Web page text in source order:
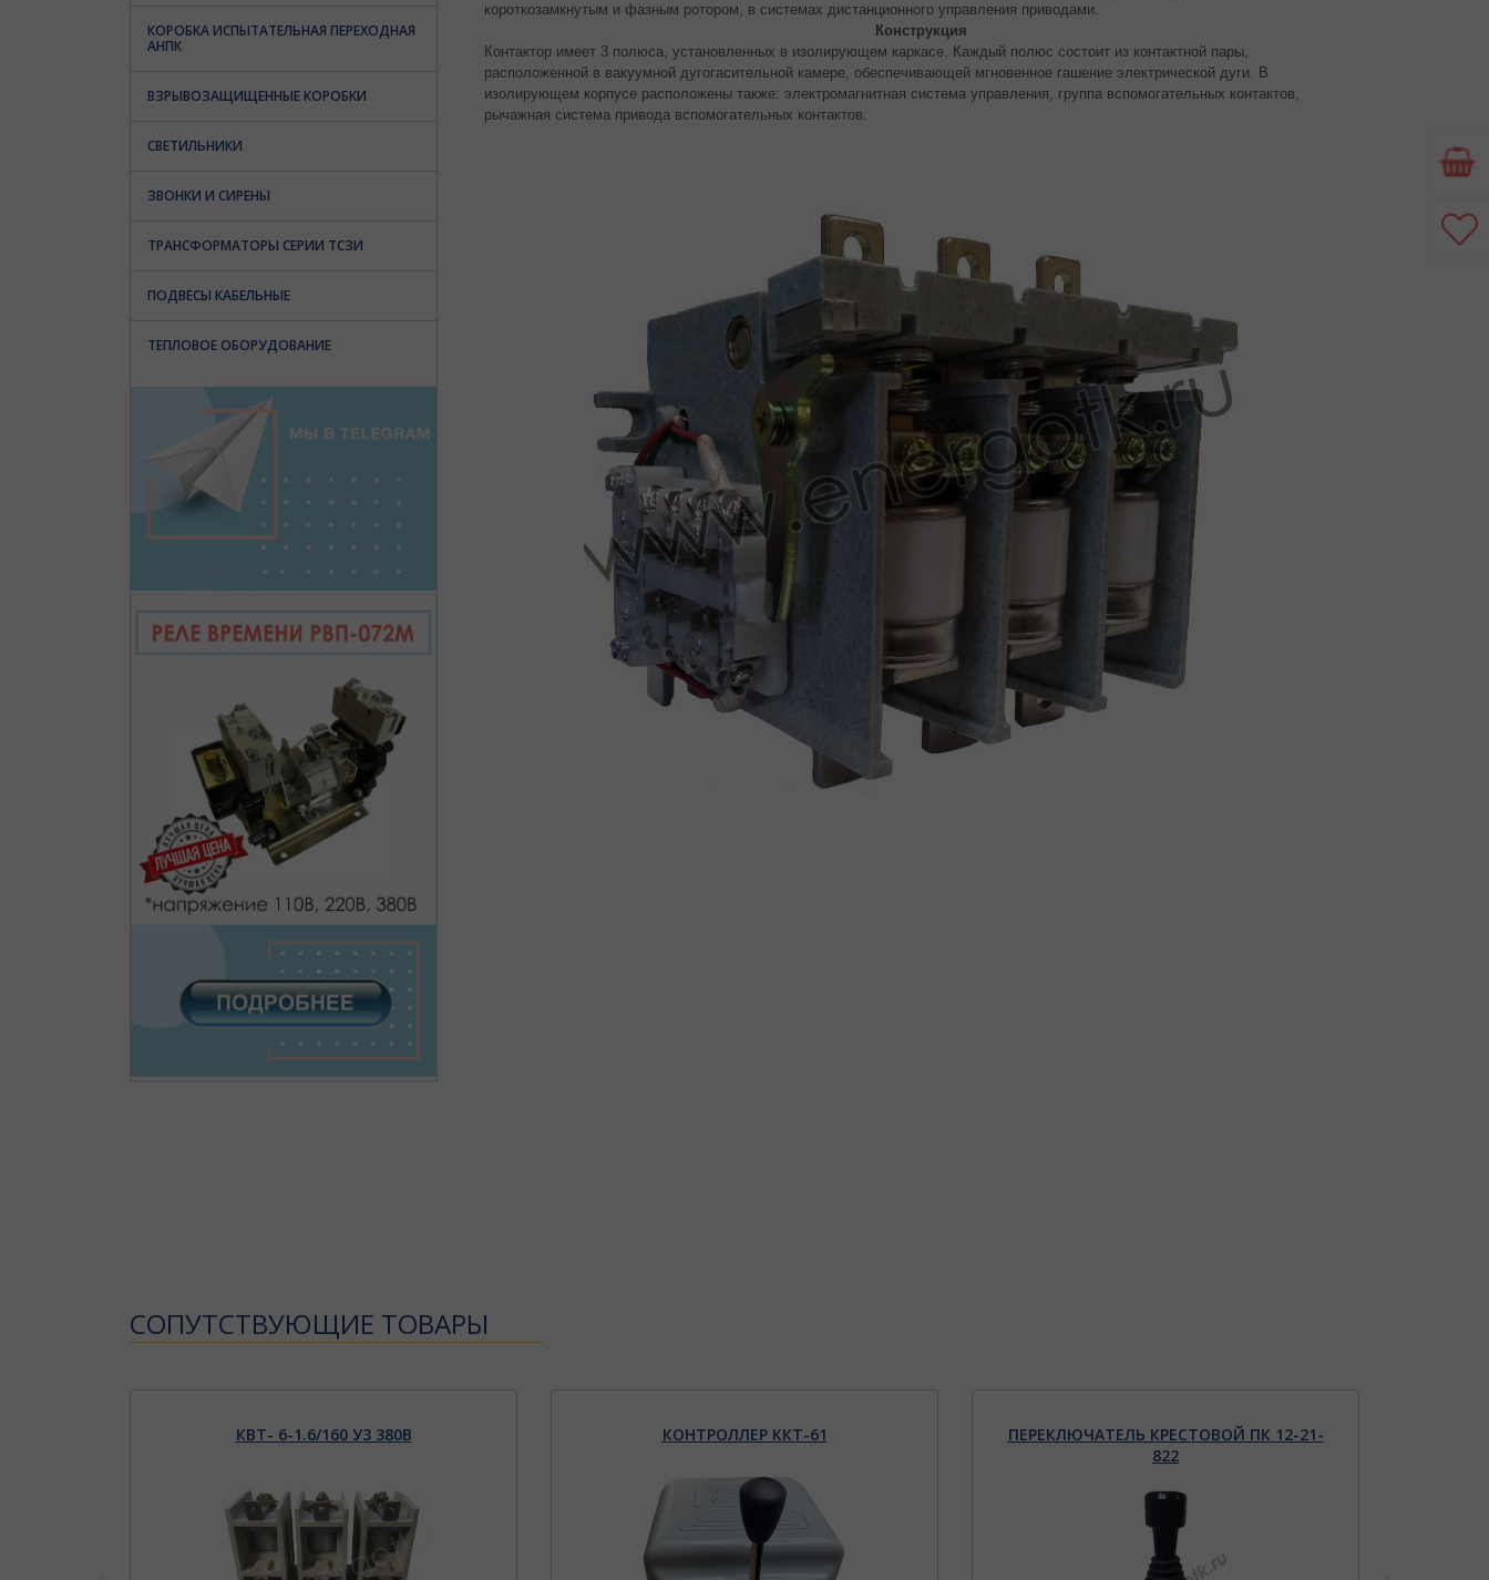
КОРОБКА ИСПЫТАТЕЛЬНАЯ ПЕРЕХОДНАЯ
АНПК
ВЗРЫВОЗАЩИЩЕННЫЕ КОРОБКИ
СВЕТИЛЬНИКИ
ЗВОНКИ И СИРЕНЫ
ТРАНСФОРМАТОРЫ СЕРИИ ТСЗИ
ПОДВЕСЫ КАБЕЛЬНЫЕ
ТЕПЛОВОЕ ОБОРУДОВАНИЕ
короткозамкнутым и фазным ротором, в системах дистанционного управления приводами.
Конструкция
Контактор имеет 3 полюса, установленных в изолирующем каркасе. Каждый полюс состоит из контактной пары,
расположенной в вакуумной дугогасительной камере, обеспечивающей мгновенное гашение электрической дуги. В
изолирующем корпусе расположены также: электромагнитная система управления, группа вспомогательных контактов,
рычажная система привода вспомогательных контактов.
CОПУТСТВУЮЩИЕ ТОВАРЫ
КВТ- 6-1.6/160 У3 380В КОНТРОЛЛЕР ККТ-61
ПЕРЕКЛЮЧАТЕЛЬ КРЕСТОВОЙ ПК 12-21-
822